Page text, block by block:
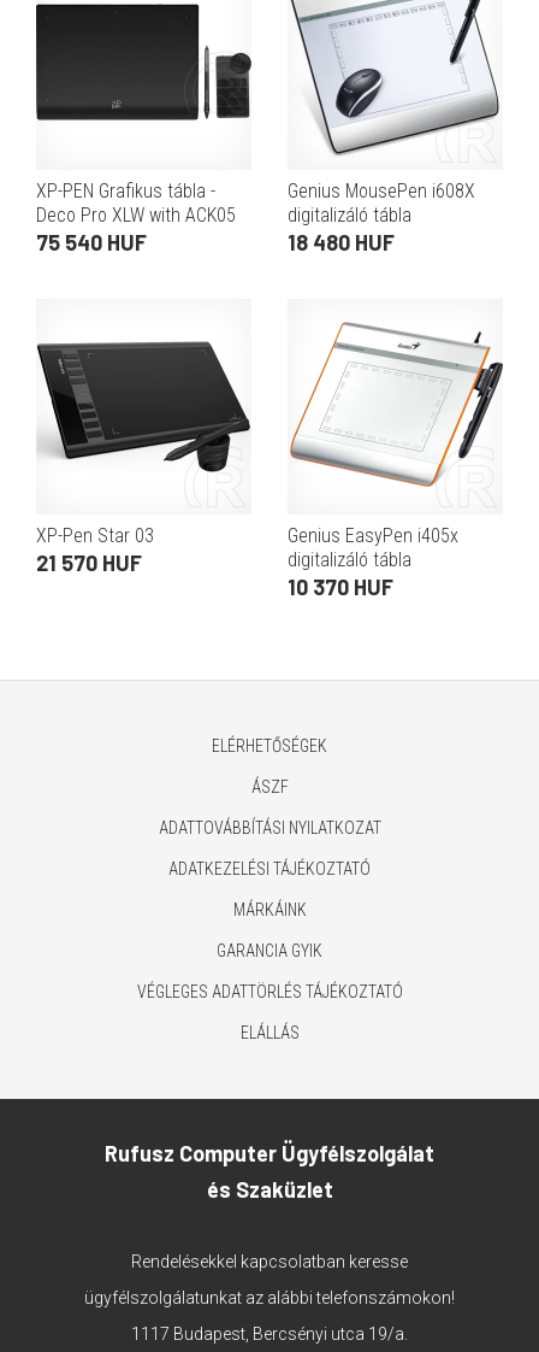
XP-PEN Grafikus tábla -
Deco Pro XLW with ACK05
(15"x9", 5080 LPI, PS 16K,
75 540 HUF
Genius MousePen i608X
digitalizáló tábla
18 480 HUF
XP-Pen Star 03
21 570 HUF
Genius EasyPen i405x
digitalizáló tábla
10 370 HUF
ELÉRHETŐSÉGEK
ÁSZF
ADATTOVÁBBÍTÁSI NYILATKOZAT
ADATKEZELÉSI TÁJÉKOZTATÓ
MÁRKÁINK
GARANCIA GYIK
VÉGLEGES ADATTÖRLÉS TÁJÉKOZTATÓ
ELÁLLÁS
Rufusz Computer Ügyfélszolgálat
és Szaküzlet
Rendelésekkel kapcsolatban keresse
ügyfélszolgálatunkat az alábbi telefonszámokon!
1117 Budapest, Bercsényi utca 19/a.